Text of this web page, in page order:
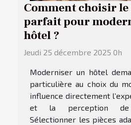
Comment choisir
parfait pour
hôtel ?
Jeudi 25 décembre 2025 0h
Moderniser un hôtel
particulière au choix du
influence directement
et la perception de
Sélectionner les pièces